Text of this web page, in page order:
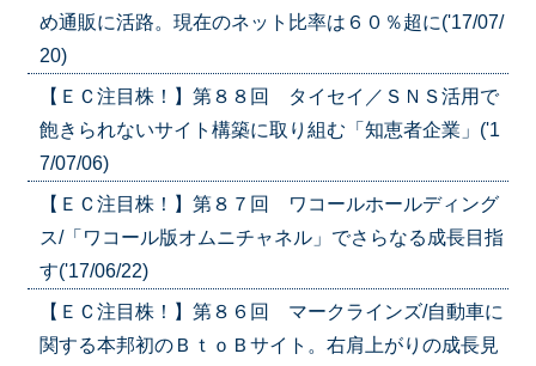
め通販に活路。現在のネット比率は６０％超に('17/07/
20)
【ＥＣ注目株！】第８８回 タイセイ／ＳＮＳ活用で
飽きられないサイト構築に取り組む「知恵者企業」('1
7/07/06)
【ＥＣ注目株！】第８７回 ワコールホールディング
ス/「ワコール版オムニチャネル」でさらなる成長目指
す('17/06/22)
【ＥＣ注目株！】第８６回 マークラインズ/自動車に
関する本邦初のＢｔｏＢサイト。右肩上がりの成長見